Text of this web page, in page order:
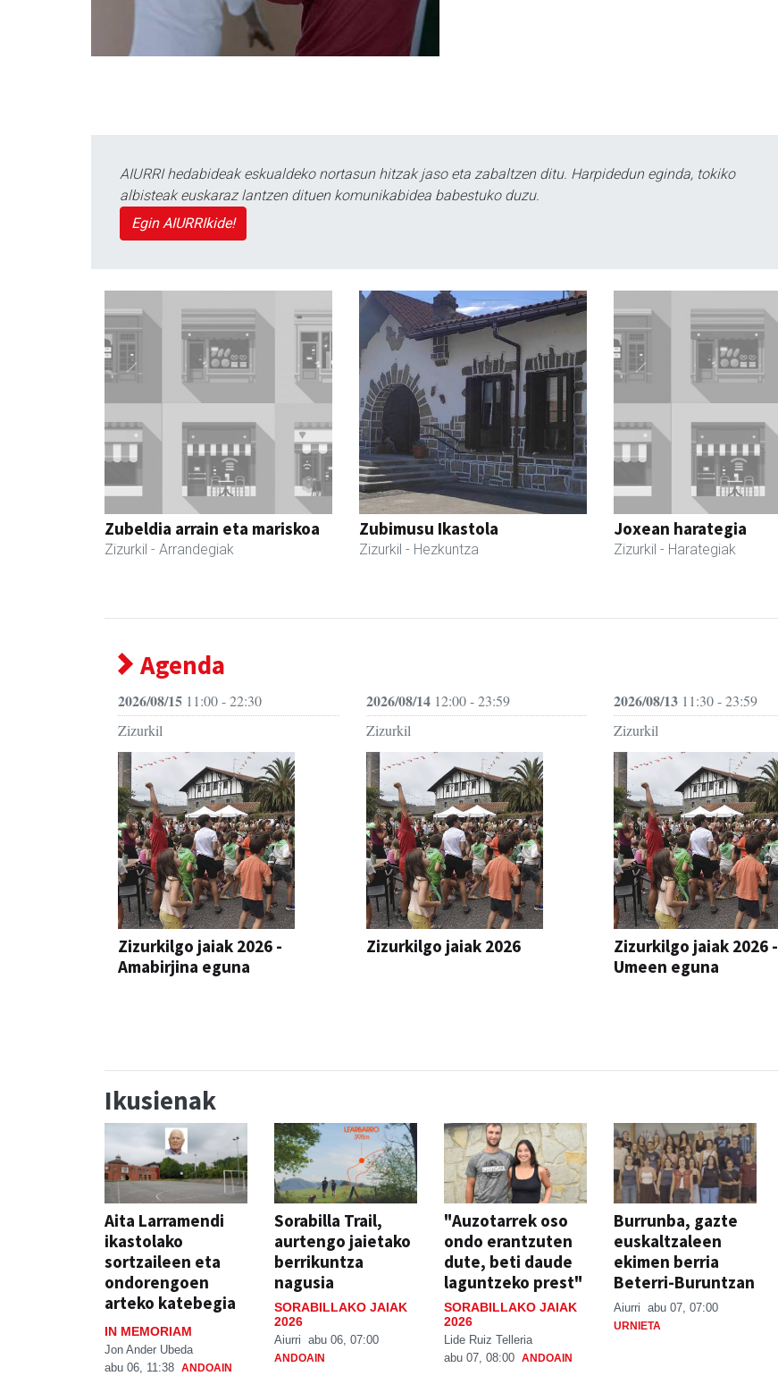
AIURRI hedabideak eskualdeko nortasun hitzak jaso eta zabaltzen ditu. Harpidedun eginda, tokiko
albisteak euskaraz lantzen dituen komunikabidea babestuko duzu.
Egin AIURRIkide!
Zubeldia arrain eta mariskoa
Zizurkil - Arrandegiak
Zubimusu Ikastola
Zizurkil - Hezkuntza
Joxean harategia
Zizurkil - Harategiak
Agenda
2026/08/15 11:00 - 22:30
Zizurkil
Zizurkilgo jaiak 2026 -
Amabirjina eguna
2026/08/1412:00 - 23:59
Zizurkil
Zizurkilgo jaiak 2026
2026/08/13 11:30 - 23:59
Zizurkil
Zizurkilgo jaiak 2026 -
Umeen eguna
Ikusienak
Aita Larramendi
ikastolako
sortzaileen eta
ondorengoen
arteko katebegia
IN MEMORIAM
Jon Ander Ubeda
abu 06, 11:38 ANDOAIN
Sorabilla Trail,
aurtengo jaietako
berrikuntza
nagusia
SORABILLAKO JAIAK
2026
Aiurri abu 06, 07:00
ANDOAIN
"Auzotarrek oso
ondo erantzuten
dute, beti daude
laguntzeko prest"
SORABILLAKO JAIAK
2026
Lide Ruiz Telleria
abu 07, 08:00 ANDOAIN
Burrunba, gazte
euskaltzaleen
ekimen berria
Beterri-Buruntzan
Aiurri abu 07, 07:00
URNIETA